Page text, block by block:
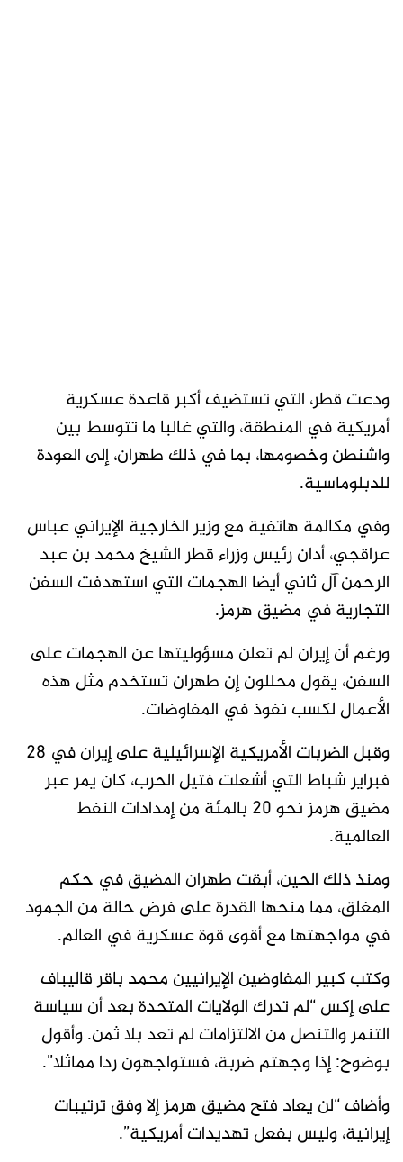
ودعت قطر، التي تستضيف أكبر قاعدة عسكرية
أمريكية في المنطقة، والتي غالبا ما تتوسط بين
واشنطن وخصومها، بما في ذلك طهران، إلى العودة
للدبلوماسية.
وفي مكالمة هاتفية مع وزير الخارجية الإيراني عباس
عراقجي، أدان رئيس وزراء قطر الشيخ محمد بن عبد
الرحمن آل ثاني أيضا الهجمات التي استهدفت السفن
التجارية في مضيق هرمز.
ورغم أن إيران لم تعلن مسؤوليتها عن الهجمات على
السفن، يقول محللون إن طهران تستخدم مثل هذه
الأعمال لكسب نفوذ في المفاوضات.
وقبل الضربات الأمريكية الإسرائيلية على إيران في 28
فبراير شباط التي أشعلت ​فتيل الحرب، كان يمر عبر
مضيق هرمز نحو ​20 بالمئة من إمدادات النفط
العالمية.
ومنذ ذلك ⁠الحين، أبقت طهران المضيق في حكم
المغلق، مما منحها القدرة على فرض حالة من الجمود
في مواجهتها مع أقوى قوة عسكرية في العالم.
وكتب كبير المفاوضين الإيرانيين محمد باقر قاليباف
على إكس “لم تدرك الولايات المتحدة بعد أن سياسة
التنمر والتنصل من الالتزامات لم تعد بلا ثمن. وأقول
بوضوح: إذا وجهتم ضربة، فستواجهون ردا ​مماثلا”.
وأضاف “لن يعاد فتح مضيق هرمز إلا وفق ترتيبات
إيرانية، وليس بفعل تهديدات أمريكية”.